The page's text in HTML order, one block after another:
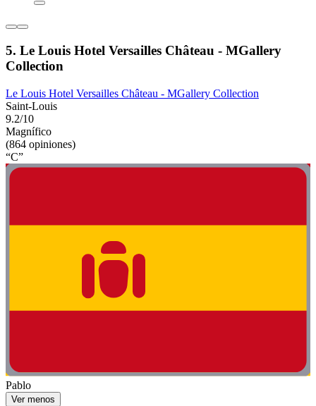
5. Le Louis Hotel Versailles Château - MGallery
Collection
Le Louis Hotel Versailles Château - MGallery Collection
Saint-Louis
9.2/10
Magnífico
(864 opiniones)
“C”
Pablo
Ver menos